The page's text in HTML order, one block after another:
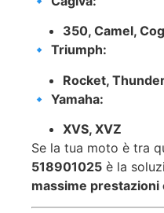
350, Camel,
🔹 Triumph:
Rocket,
🔹 Yamaha:
XVS, XVZ
Se la tua moto è tra
518901025 è la
massime prestazioni